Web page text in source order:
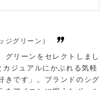
ジグリーン）
グリーンをセレクトしまし
ジュアルにかぶれる気軽
きです」。ブランドのシグ